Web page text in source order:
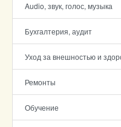
Audio, звук, голос, музыка
Бухгалтерия, аудит
Уход за внешностью и
Ремонты
Обучение